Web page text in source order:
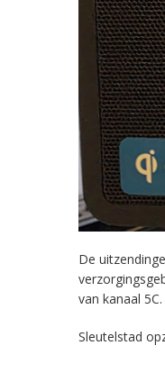
De
van kanaal
Sleutelstad